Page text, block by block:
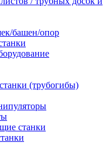
башен/опор
(трубогибы)
станки